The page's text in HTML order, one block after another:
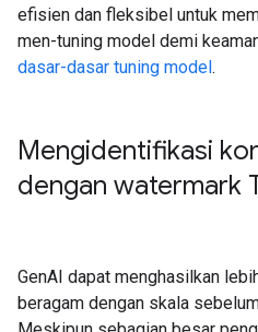
efisien dan fleksibel untuk
men-tuning model demi
dasar-dasar tuning model.
Mengidentifikasi
dengan watermark
GenAI dapat menghasilkan
beragam dengan skala